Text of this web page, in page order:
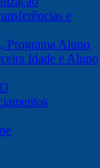
e
Programa Aluno
Idade e Aluno